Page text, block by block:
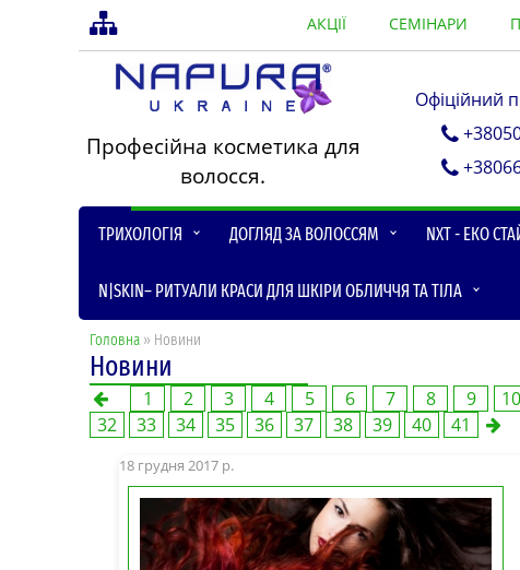
АКЦІЇ СЕМІНАРИ
Професійна косметика для
волосся.
Офіційний
ТРИХОЛОГІЯ ДОГЛЯД ЗА ВОЛОССЯМ NXT - ЕКО
N|SKIN– РИТУАЛИ КРАСИ ДЛЯ ШКІРИ ОБЛИЧЧЯ ТА ТІЛА
Головна » Новини
Новини
1 2 3 4 5 6 7 8 9 10
32
33 34 35 36 37 38 39 40 41
18 грудня 2017 р.